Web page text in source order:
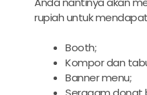
rupiah untuk
Booth;
Kompor dan
Banner menu;